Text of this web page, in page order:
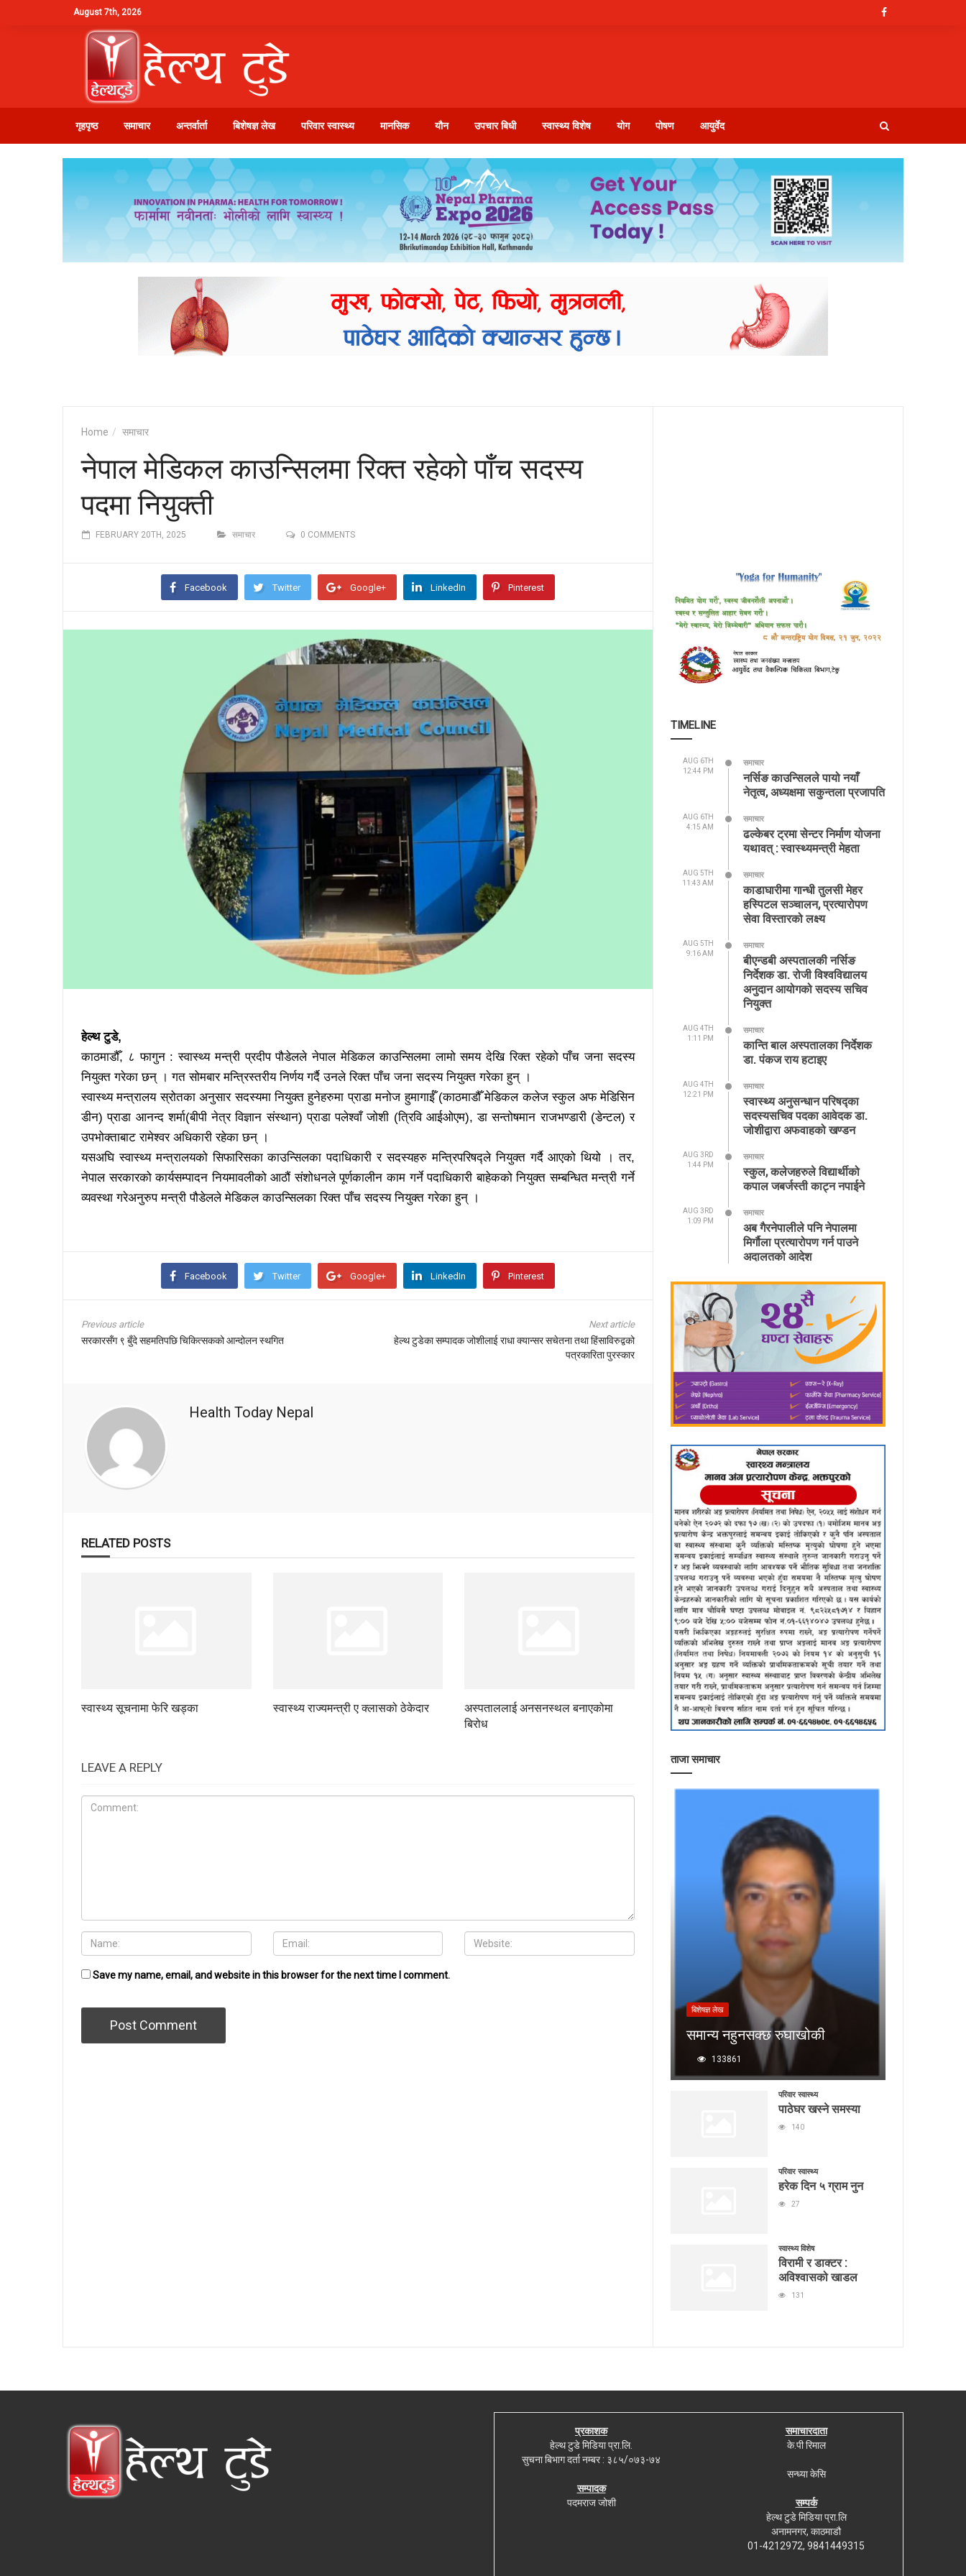
August 7th, 2026
गृहपृष्ठ समाचार अन्तर्वार्ता बिशेषज्ञ लेख परिवार स्वास्थ्य मानसिक यौन उपचार बिधी स्वास्थ्य विशेष योग पोषण आयुर्वेद
Home समाचार
नेपाल मेडिकल काउन्सिलमा रिक्त रहेको पाँच सदस्य
पदमा नियुक्ती
FEBRUARY 20TH, 2025 समाचार 0 COMMENTS
Facebook Twitter Google+ LinkedIn Pinterest
हेल्थ टुडे,
काठमाडौँ, ८ फागुन : स्वास्थ्य मन्त्री प्रदीप पौडेलले नेपाल मेडिकल काउन्सिलमा लामो समय देखि रिक्त रहेको पाँच जना सदस्य
नियुक्त गरेका छन् । गत सोमबार मन्त्रिस्तरीय निर्णय गर्दै उनले रिक्त पाँच जना सदस्य नियुक्त गरेका हुन् ।
स्वास्थ्य मन्त्रालय स्रोतका अनुसार सदस्यमा नियुक्त हुनेहरुमा प्राडा मनोज हुमागाईँ (काठमाडौँ मेडिकल कलेज स्कुल अफ मेडिसिन
डीन) प्राडा आनन्द शर्मा(बीपी नेत्र विज्ञान संस्थान) प्राडा पलेश्वाँ जोशी (त्रिवि आईओएम), डा सन्तोषमान राजभण्डारी (डेन्टल) र
उपभोक्ताबाट रामेश्वर अधिकारी रहेका छन् ।
यसअघि स्वास्थ्य मन्त्रालयको सिफारिसका काउन्सिलका पदाधिकारी र सदस्यहरु मन्त्रिपरिषद्ले नियुक्त गर्दै आएको थियो । तर,
नेपाल सरकारको कार्यसम्पादन नियमावलीको आठौं संशोधनले पूर्णकालीन काम गर्ने पदाधिकारी बाहेकको नियुक्त सम्बन्धित मन्त्री गर्ने
व्यवस्था गरेअनुरुप मन्त्री पौडेलले मेडिकल काउन्सिलका रिक्त पाँच सदस्य नियुक्त गरेका हुन् ।
Facebook Twitter Google+ LinkedIn Pinterest
Previous article
सरकारसँग ९ बुँदे सहमतिपछि चिकित्सकको आन्दोलन स्थगित
Next article
हेल्थ टुडेका सम्पादक जोशीलाई राधा क्यान्सर सचेतना तथा हिंसाविरुद्वको
पत्रकारिता पुरस्कार
Health Today Nepal
RELATED POSTS
स्वास्थ्य सूचनामा फेरि खड्का स्वास्थ्य राज्यमन्त्री ए क्लासको ठेकेदार
अस्पताललाई अनसनस्थल बनाएकोमा
बिरोध
LEAVE A REPLY
Save my name, email, and website in this browser for the next time I comment.
TIMELINE
AUG 6TH
12:44 PM
समाचार
नर्सिङ काउन्सिलले पायो नयाँ
नेतृत्व, अध्यक्षमा सकुन्तला प्रजापति
AUG 6TH
4:15 AM
समाचार
ढल्केबर ट्रमा सेन्टर निर्माण योजना
यथावत् : स्वास्थ्यमन्त्री मेहता
AUG 5TH
11:43 AM
समाचार
काडाघारीमा गान्धी तुलसी मेहर
हस्पिटल सञ्चालन, प्रत्यारोपण
सेवा विस्तारको लक्ष्य
AUG 5TH
9:16 AM
समाचार
बीएन्डबी अस्पतालकी नर्सिङ
निर्देशक डा. रोजी विश्वविद्यालय
अनुदान आयोगको सदस्य सचिव
नियुक्त
AUG 4TH
1:11 PM
समाचार
कान्ति बाल अस्पतालका निर्देशक
डा. पंकज राय हटाइए
AUG 4TH
12:21 PM
समाचार
स्वास्थ्य अनुसन्धान परिषद्का
सदस्यसचिव पदका आवेदक डा.
जोशीद्वारा अफवाहको खण्डन
AUG 3RD
1:44 PM
समाचार
स्कुल, कलेजहरुले विद्यार्थीको
कपाल जबर्जस्ती काट्न नपाईने
AUG 3RD
1:09 PM
समाचार
अब गैरनेपालीले पनि नेपालमा
मिर्गौला प्रत्यारोपण गर्न पाउने
अदालतको आदेश
ताजा समाचार
बिशेषज्ञ लेख
समान्य नहुनसक्छ रुघाखोकी
133861
परिवार स्वास्थ्य
पाठेघर खस्ने समस्या
140
परिवार स्वास्थ्य
हरेक दिन ५ ग्राम नुन
27
स्वास्थ्य विशेष
विरामी र डाक्टर :
अविश्वासको खाडल
131
प्रकाशक
हेल्थ टुडे मिडिया प्रा.लि.
सुचना बिभाग दर्ता नम्बर : ३८५/०७३-७४
सम्पादक
पदमराज जोशी
समाचारदाता
के.पी रिमाल
सन्ध्या केसि
सम्पर्क
हेल्थ टुडे मिडिया प्रा.लि
अनामनगर, काठमाडौ
01-4212972, 9841449315